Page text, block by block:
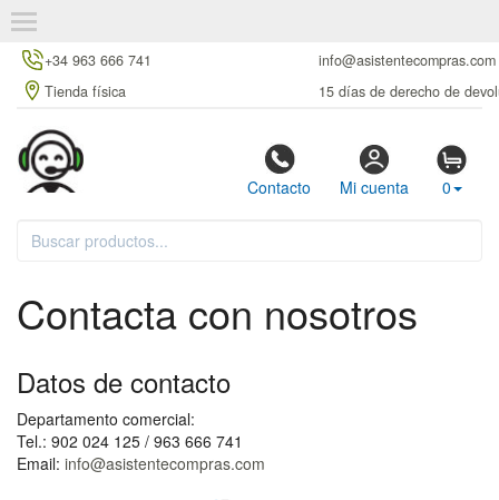
+34 963 666 741
info@asistentecompras.com
Tienda física
15 días de derecho de
Contacto Mi cuenta 0
Contacta con nosotros
Datos de contacto
Departamento comercial:
Tel.: 902 024 125 / 963 666 741
Email: info@asistentecompras.com